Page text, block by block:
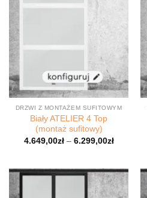
DRZWI Z MONTAŻEM SUFITOWYM
Biały ATELIER 4 Top
(montaż sufitowy)
4.649,00zł– 6.299,00zł